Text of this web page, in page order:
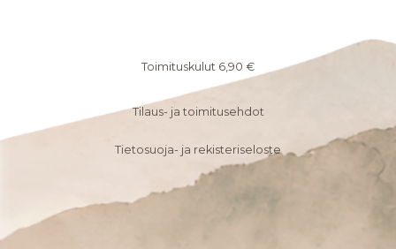
Toimituskulut 6,90 €
Tilaus- ja toimitusehdot
Tietosuoja- ja rekisteriseloste